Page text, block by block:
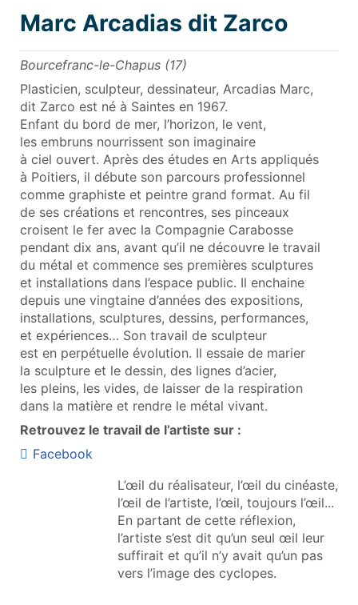
Marc Arcadias dit Zarco
Bourcefranc-le-Chapus (17)
Plasticien, sculpteur, dessinateur, Arcadias Marc,
dit Zarco est né à Saintes en 1967.
Enfant du bord de mer, l’horizon, le vent,
les embruns nourrissent son imaginaire
à ciel ouvert. Après des études en Arts appliqués
à Poitiers, il débute son parcours professionnel
comme graphiste et peintre grand format. Au fil
de ses créations et rencontres, ses pinceaux
croisent le fer avec la Compagnie Carabosse
pendant dix ans, avant qu’il ne découvre le travail
du métal et commence ses premières sculptures
et installations dans l’espace public. Il enchaine
depuis une vingtaine d’années des expositions,
installations, sculptures, dessins, performances,
et expériences… Son travail de sculpteur
est en perpétuelle évolution. Il essaie de marier
la sculpture et le dessin, des lignes d’acier,
les pleins, les vides, de laisser de la respiration
dans la matière et rendre le métal vivant.
Retrouvez le travail de l’artiste sur :
Facebook
L’œil du réalisateur, l’œil du cinéaste,
l’œil de l’artiste, l’œil, toujours l’œil...
En partant de cette réflexion,
l’artiste s’est dit qu’un seul œil leur
suffirait et qu’il n’y avait qu’un pas
vers l’image des cyclopes.